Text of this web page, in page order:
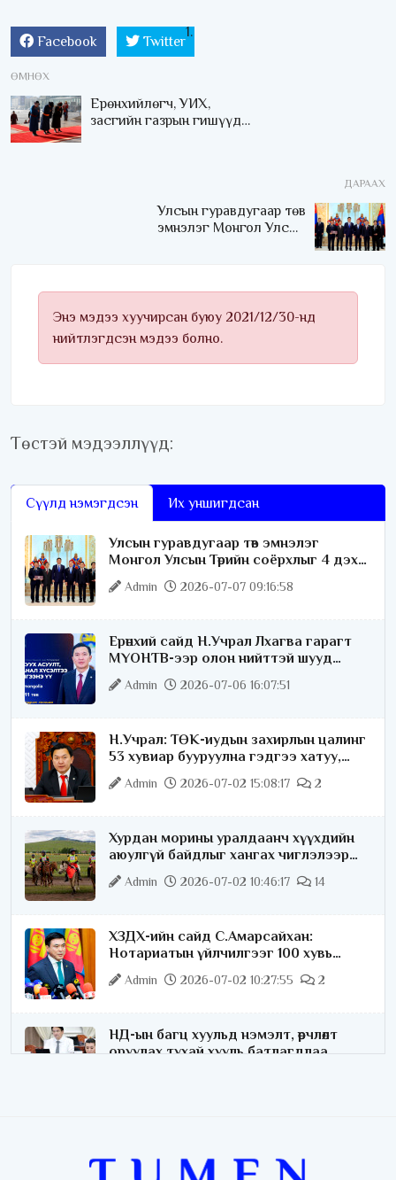
Facebook Twitter
ӨМНӨХ
Ерөнхийлөгч, УИХ,
засгийн газрын гишүүд
ДАРААХ
Улсын гуравдугаар төв
эмнэлэг Монгол Улсын
Энэ мэдээ хуучирсан буюу 2021/12/30-нд
нийтлэгдсэн мэдээ болно.
Төстэй мэдээллүүд:
Сүүлд нэмэгдсэн Их уншигдсан
Улсын гуравдугаар төв эмнэлэг
Монгол Улсын Төрийн соёрхлыг 4 дэх
удаагаа хүртлээ
Admin 2026-07-07 09:16:58
Ерөнхий сайд Н.Учрал Лхагва гарагт
МҮОНТВ-ээр олон нийттэй шууд
ярилцана
Admin 2026-07-06 16:07:51
Н.Учрал: ТӨК-иудын захирлын цалинг
53 хувиар бууруулна гэдгээ хатуу,
хариуцлагатайгаар хэлье
Admin 2026-07-02 15:08:17 2
Хурдан морины уралдаанч хүүхдийн
аюулгүй байдлыг хангах чиглэлээр
ажиллаж байна
Admin 2026-07-02 10:46:17 14
ХЗДХ-ийн сайд С.Амарсайхан:
Нотариатын үйлчилгээг 100 хувь
цахимжуулна
Admin 2026-07-02 10:27:55 2
НД-ын багц хуульд нэмэлт, өөрчлөлт
оруулах тухай хууль батлагдлаа
хяналт тавина
Admin 2026-07-02 09:10:46